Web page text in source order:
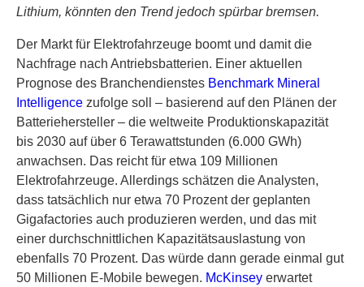
Lithium, könnten den Trend jedoch spürbar bremsen.
Der Markt für Elektrofahrzeuge boomt und damit die
Nachfrage nach Antriebsbatterien. Einer aktuellen
Prognose des Branchendienstes Benchmark Mineral
Intelligence zufolge soll – basierend auf den Plänen der
Batteriehersteller – die weltweite Produktionskapazität
bis 2030 auf über 6 Terawattstunden (6.000 GWh)
anwachsen. Das reicht für etwa 109 Millionen
Elektrofahrzeuge. Allerdings schätzen die Analysten,
dass tatsächlich nur etwa 70 Prozent der geplanten
Gigafactories auch produzieren werden, und das mit
einer durchschnittlichen Kapazitätsauslastung von
ebenfalls 70 Prozent. Das würde dann gerade einmal gut
50 Millionen E-Mobile bewegen. McKinsey erwartet